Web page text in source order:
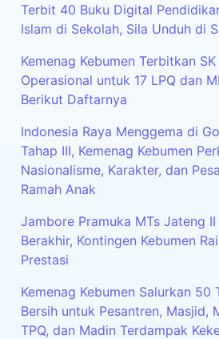
Terbit 40 Buku Digital
Islam di Sekolah, Sila Unduh di
Kemenag Kebumen Terbitkan SK
Operasional untuk 17 LPQ dan
Berikut Daftarnya
Indonesia Raya Menggema di
Tahap III, Kemenag Kebumen
Nasionalisme, Karakter, dan
Ramah Anak
Jambore Pramuka MTs Jateng II
Berakhir, Kontingen Kebumen
Prestasi
Kemenag Kebumen Salurkan 50
Bersih untuk Pesantren, Masjid,
TPQ, dan Madin Terdampak